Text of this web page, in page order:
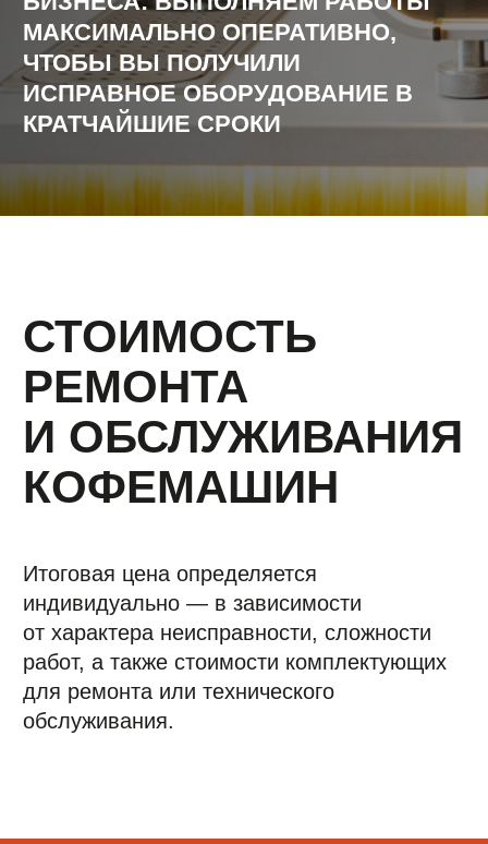
+7
Согласен с Политикой конфиденциальности
обработку персональных данных
Отправить
+7 (923) 370-86-19
Кофе
Кофемашины
Кофемолки
Сухие основы
Обмен и возврат
Доставка и оплата
Сервисный центр
Поставщикам